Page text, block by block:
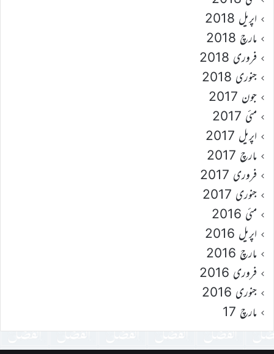
اپریل 2018
مارچ 2018
فروری 2018
جنوری 2018
جون 2017
مئی 2017
اپریل 2017
مارچ 2017
فروری 2017
جنوری 2017
مئی 2016
اپریل 2016
مارچ 2016
فروری 2016
جنوری 2016
مارچ 17